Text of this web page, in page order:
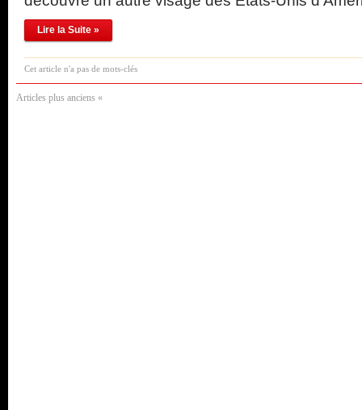
Lire la Suite »
Cet article n'a pas de mots-clés
Articles plus anciens «